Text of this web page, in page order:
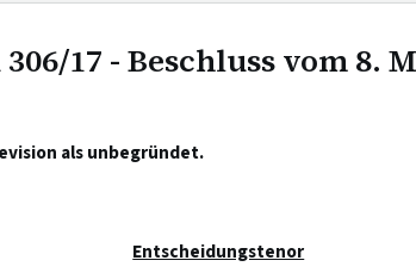
306/17 - Beschluss vom 8.
als unbegründet.
Entscheidungstenor